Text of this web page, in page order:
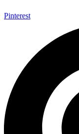
Pinterest